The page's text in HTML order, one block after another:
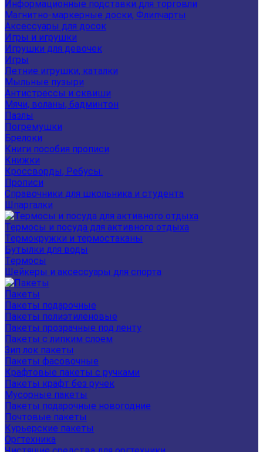
Информационные подставки для торговли
Магнитно-маркерные доски, Флипчарты
Аксессуары для досок
Игры и игрушки
Игрушки для девочек
Игры
Летние игрушки, каталки
Мыльные пузыри
Антистрессы и сквиши
Мячи, воланы, бадминтон
Пазлы
Погремушки
Брелоки
Книги пособия прописи
Книжки
Кроссворды, Ребусы.
Прописи
Справочники для школьника и студента
Шпаргалки
Термосы и посуда для активного отдыха
Термокружки и термостаканы
Бутылки для воды
Термосы
Шейкеры и аксессуары для спорта
Пакеты
Пакеты подарочные
Пакеты полиэтиленовые
Пакеты прозрачные под ленту
Пакеты с липким слоем
Зип лок пакеты
Пакеты фасовочные
Крафтовые пакеты с ручками
Пакеты крафт без ручек
Мусорные пакеты
Пакеты подарочные новогодние
Почтовые пакеты
Курьерские пакеты
Оргтехника